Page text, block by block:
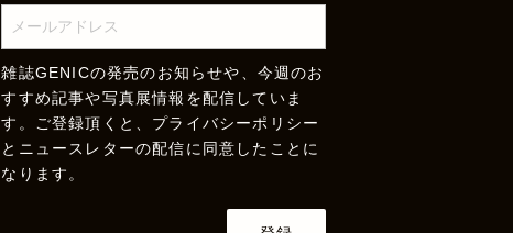
雑誌GENICの発売のお知らせや、今週のお
すすめ記事や写真展情報を配信していま
す。ご登録頂くと、 プライバシーポリシー
とニュースレターの配信に同意したことに
なります。